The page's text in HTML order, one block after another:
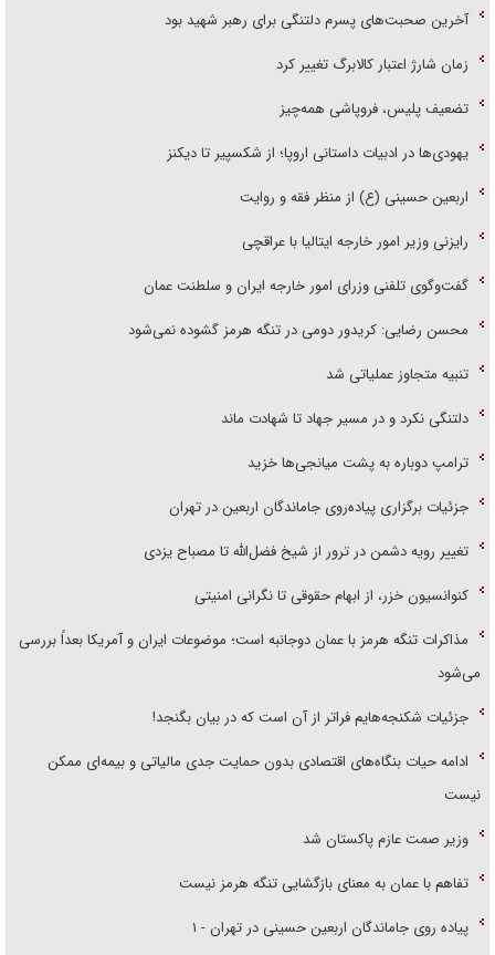
آخرین صحبت‌های پسرم دلتنگی برای رهبر شهید بود
زمان شارژ اعتبار کالابرگ تغییر کرد
تضعیف پلیس، فروپاشی همه‌چیز
یهودی‌ها در ادبیات داستانی اروپا؛ از شکسپیر تا دیکنز
اربعین حسینی (ع) از منظر فقه و روایت
رایزنی وزیر امور خارجه ایتالیا با عراقچی
گفت‌وگوی تلفنی وزرای امور خارجه ایران و سلطنت عمان
محسن رضایی: کریدور دومی در تنگه هرمز گشوده نمی‌شود
تنبیه متجاوز عملیاتی شد
دلتنگی نکرد و در مسیر جهاد تا شهادت ماند
ترامپ دوباره به پشت میانجی‌ها خزید
جزئیات برگزاری پیاده‌روی جاماندگان اربعین در تهران
تغییر رویه دشمن در ترور از شیخ فضل‌الله تا مصباح یزدی
کنوانسیون خزر، از ابهام حقوقی تا نگرانی امنیتی
مذاکرات تنگه هرمز با عمان دوجانبه است؛ موضوعات ایران و آمریکا بعداً بررسی
می‌شود
جزئیات شکنجه‌هایم فراتر از آن است که در بیان بگنجد!
ادامه حیات بنگاه‌های اقتصادی بدون حمایت جدی مالیاتی و بیمه‌ای ممکن
نیست
وزیر صمت عازم پاکستان شد
تفاهم با عمان به معنای بازگشایی تنگه هرمز نیست
پیاده روی جاماندگان اربعین حسینی در تهران - ۱